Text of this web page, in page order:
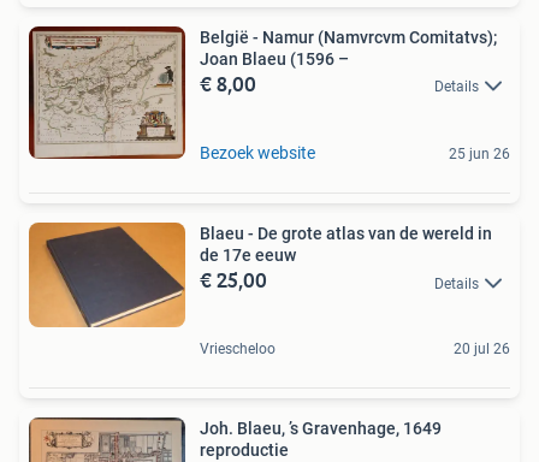
België - Namur (Namvrcvm Comitatvs);
Joan Blaeu (1596 –
€ 8,00 Details
Bezoek website 25 jun 26
Blaeu - De grote atlas van de wereld in
de 17e eeuw
€ 25,00 Details
Vriescheloo 20 jul 26
Joh. Blaeu, ’s Gravenhage, 1649
reproductie